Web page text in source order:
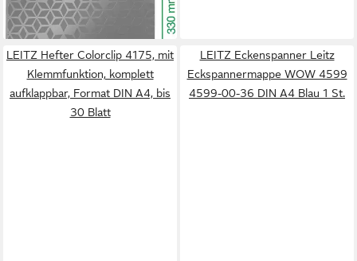
lieferbar - in 8-10 Werktagen bei
dir
LEITZ Hefter Colorclip 4175, mit
Klemmfunktion, komplett
aufklappbar, Format DIN A4, bis
30 Blatt
LEITZ Eckenspanner Leitz
Eckspannermappe WOW 4599
4599-00-36 DIN A4 Blau 1 St.